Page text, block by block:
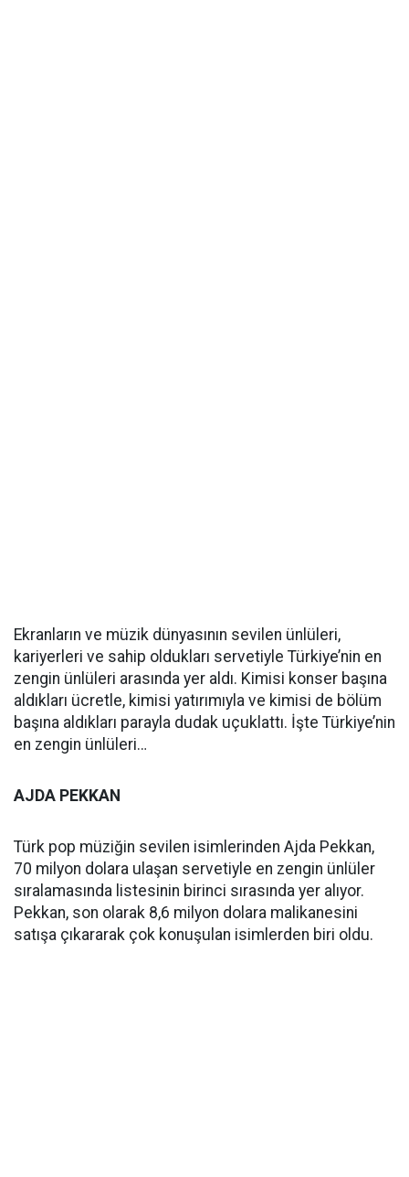
Ekranların ve müzik dünyasının sevilen ünlüleri,
kariyerleri ve sahip oldukları servetiyle Türkiye’nin en
zengin ünlüleri arasında yer aldı. Kimisi konser başına
aldıkları ücretle, kimisi yatırımıyla ve kimisi de bölüm
başına aldıkları parayla dudak uçuklattı. İşte Türkiye’nin
en zengin ünlüleri…
AJDA PEKKAN
Türk pop müziğin sevilen isimlerinden Ajda Pekkan,
70 milyon dolara ulaşan servetiyle en zengin ünlüler
sıralamasında listesinin birinci sırasında yer alıyor.
Pekkan, son olarak 8,6 milyon dolara malikanesini
satışa çıkararak çok konuşulan isimlerden biri oldu.